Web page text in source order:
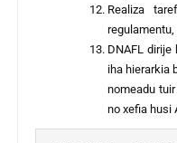
Realiza
DNAFL
iha hierarkia
nomeadu
no xefia husi